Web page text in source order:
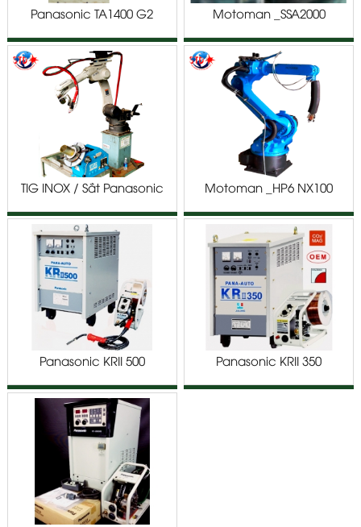
Panasonic TA1400 G2
Motoman _SSA2000
TIG INOX / Sắt Panasonic
Motoman _HP6 NX100
Panasonic KRII 500 Panasonic KRII 350